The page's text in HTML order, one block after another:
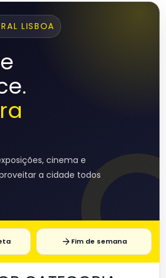
LISBOA
cinema e
a cidade todos
Fim de semana